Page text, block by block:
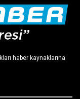
haber kaynaklarına